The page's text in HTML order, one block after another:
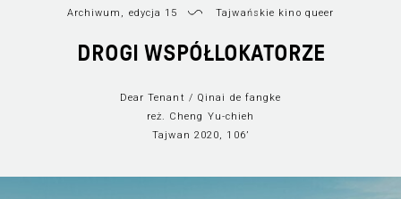
Wszystkie sekcje
Filmy
Archiwum, edycja 15 Tajwańskie kino queer
DROGI WSPÓŁLOKATORZE
Dear Tenant / Qinai de fangke
reż. Cheng Yu-chieh
Tajwan 2020, 106’